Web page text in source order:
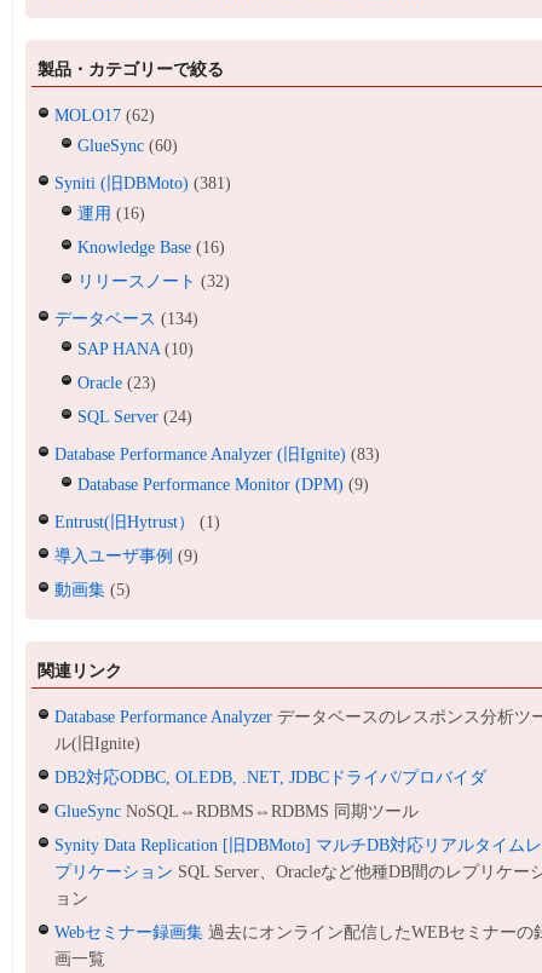
製品・カテゴリーで絞る
MOLO17 (62)
GlueSync (60)
Syniti (旧DBMoto) (381)
運用 (16)
Knowledge Base (16)
リリースノート (32)
データベース (134)
SAP HANA(10)
Oracle (23)
SQL Server (24)
Database Performance Analyzer (旧Ignite) (83)
Database Performance Monitor (DPM) (9)
Entrust(旧Hytrust）
(1)
導入ユーザ事例 (9)
動画集 (5)
関連リンク
Database Performance Analyzer データベースのレスポンス分析ツ
ル(旧Ignite)
DB2対応ODBC, OLEDB, .NET, JDBCドライバ/プロバイダ
GlueSync NoSQL⇔RDBMS⇔RDBMS 同期ツール
Synity Data Replication [旧DBMoto] マルチDB対応リアルタイムレ
プリケーション SQL Server、Oracleなど他種DB間のレプリケー
ョン
Webセミナー録画集 過去にオンライン配信したWEBセミナーの
画一覧